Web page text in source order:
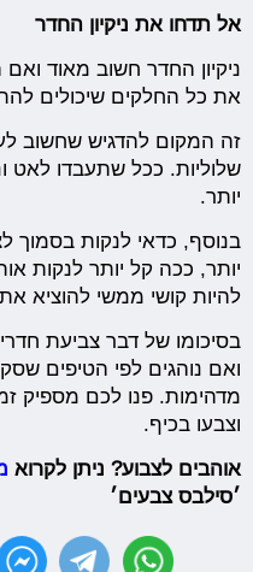
אל תדחו את ניקיון החדר
ניקיון החדר חשוב מאוד
את כל החלקים שיכולים
זה המקום להדגיש שחשוב
שלוליות. ככל שתעבדו לאט
יותר.
בנוסף, כדאי לנקות בסמוך
יותר, ככה קל יותר לנקות
להיות קושי ממשי להוציא
בסיכומו של דבר צביעת חדרי
ואם נוהגים לפי הטיפים
מדהימות. פנו לכם מספיק
וצבעו בכיף.
אוהבים לצבוע? ניתן לקרוא
׳סילבס צבעים׳